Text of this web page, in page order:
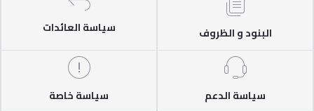
البنود و الظروف سياسة العائدات
سياسة الدعم سياسة خاصة